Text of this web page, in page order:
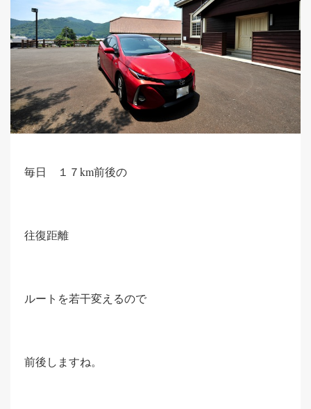
毎日 １７km前後の
往復距離
ルートを若干変えるので
前後しますね。